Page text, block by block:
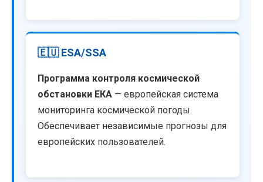
🇪🇺 ESA/SSA
Программа контроля космической
обстановки ЕКА — европейская система
мониторинга космической погоды.
Обеспечивает независимые прогнозы для
европейских пользователей.